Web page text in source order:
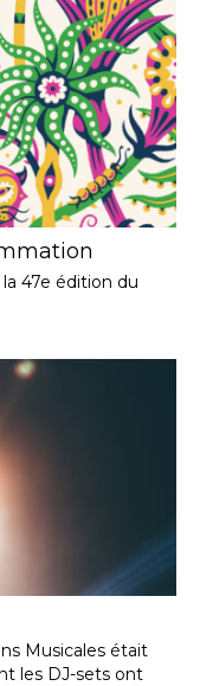
47e édition du
Musicales était
les DJ-sets ont